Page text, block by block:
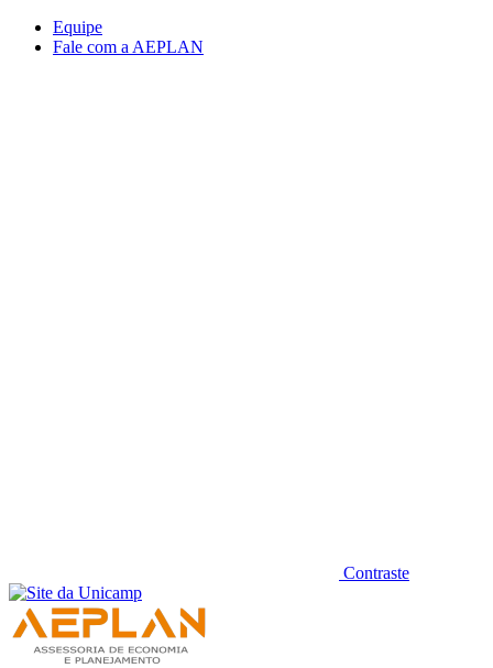
Conteúdo principal
Equipe
Fale com a AEPLAN
Contraste